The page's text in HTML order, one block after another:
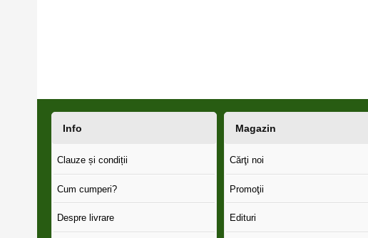
Info
Clauze și condiții
Cum cumperi?
Despre livrare
Magazin
Cărţi noi
Promoţii
Edituri